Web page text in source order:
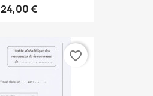
24,00 €
favorite_border